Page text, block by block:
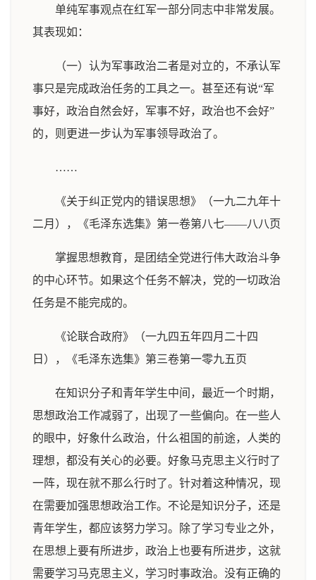
单纯军事观点在红军一部分同志中非常发展。
其表现如：
（一）认为军事政治二者是对立的，不承认军
事只是完成政治任务的工具之一。甚至还有说“军
事好，政治自然会好，军事不好，政治也不会好”
的，则更进一步认为军事领导政治了。
……
《关于纠正党内的错误思想》（一九二九年十
二月），《毛泽东选集》第一卷第八七——八八页
掌握思想教育，是团结全党进行伟大政治斗争
的中心环节。如果这个任务不解决，党的一切政治
任务是不能完成的。
《论联合政府》（一九四五年四月二十四
日），《毛泽东选集》第三卷第一零九五页
在知识分子和青年学生中间，最近一个时期，
思想政治工作减弱了，出现了一些偏向。在一些人
的眼中，好象什么政治，什么祖国的前途，人类的
理想，都没有关心的必要。好象马克思主义行时了
一阵，现在就不那么行时了。针对着这种情况，现
在需要加强思想政治工作。不论是知识分子，还是
青年学生，都应该努力学习。除了学习专业之外，
在思想上要有所进步，政治上也要有所进步，这就
需要学习马克思主义，学习时事政治。没有正确的